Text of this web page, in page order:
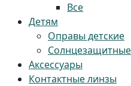
Все
Детям
Оправы детские
Аксессуары
Контактные линзы